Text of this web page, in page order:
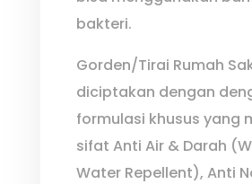
bakteri.
Gorden/Tirai Rumah
diciptakan dengan
formulasi khusus yang
sifat Anti Air & Darah
Water Repellent), Anti